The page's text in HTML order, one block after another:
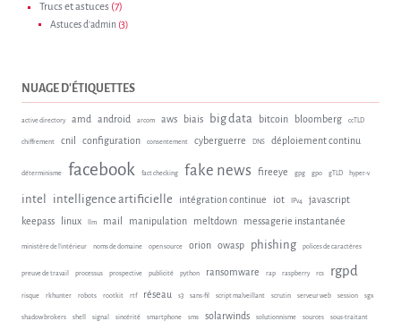
Trucs et astuces (7)
Astuces d'admin (3)
NUAGE D'ÉTIQUETTES
active directory amd android arcom aws biais big data bitcoin bloomberg ccTLD
chiffrement cnil configuration consentement cyberguerre DNS déploiement continu
déterminisme facebook fact checking fake news fireeye gpg gpo gTLD hyper-v
intel intelligence artificielle intégration continue iot IPv4
javascript
keepass
linux llm mail manipulation meltdown messagerie instantanée
ministère de l'intérieur noms de domaine open source orion owasp phishing polices de caractères
preuve de travail processus prospective publicité python ransomware rap raspberry rcs rgpd
risque rkhunter robots rootkit rtf réseau s3 sans-fil script malveillant scrutin serveur web session sgx
shadow brokers shell signal sincérité smartphone sms solarwinds solutionnisme sources sous-traitant